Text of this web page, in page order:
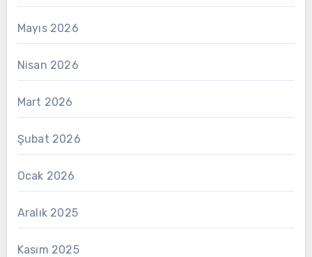
Mayıs 2026
Nisan 2026
Mart 2026
Şubat 2026
Ocak 2026
Aralık 2025
Kasım 2025